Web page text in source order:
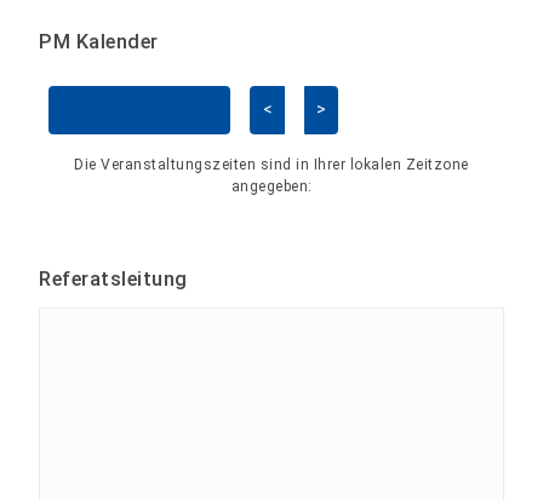
PM Kalender
< >
Die Veranstaltungszeiten sind in Ihrer lokalen Zeitzone
angegeben:
Referatsleitung